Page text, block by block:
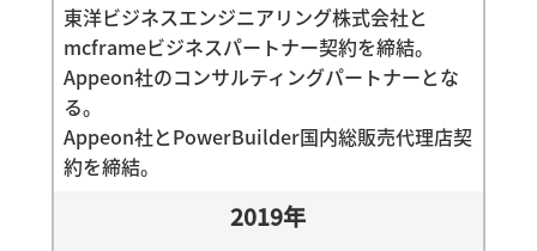
東洋ビジネスエンジニアリング株式会社と
mcframeビジネスパートナー契約を締結。
Appeon社のコンサルティングパートナーとな
る。
Appeon社とPowerBuilder国内総販売代理店契
約を締結。
2019年